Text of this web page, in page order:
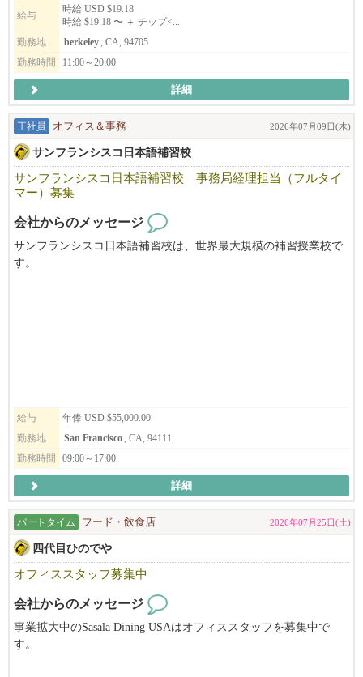
*応募の際は、必ず履歴書の送付を宜しくお願い致します。（日本
語/英語どちらでもOKです）
ご応募いただいた内容を確認のうえ、選考にお進みいただく場合
のみ、5日以内に弊社よりご連絡いたします。
見送らせていただいたものとしてご了承ください。
【赴任までのプロセス】
1.履歴書送付（書類審査）
2.Zoom及び対面での面接 (2~3回）
3.採用決定
4.ビザ資料集め
給与
時給 USD $19.18
時給 $19.18 〜 ＋ チップ<...
勤務地
berkeley , CA, 94705
勤務時間
11:00～20:00
詳細
正社員 オフィス＆事務 2026年07月09日(木)
サンフランシスコ日本語補習校
サンフランシスコ日本語補習校 事務局経理担当（フルタイ
マー）募集
会社からのメッセージ
サンフランシスコ日本語補習校は、世界最大規模の補習授業校で
す。
給与
年俸 USD $55,000.00
勤務地
San Francisco, CA, 94111
勤務時間
09:00～17:00
詳細
パートタイム フード・飲食店 2026年07月25日(土)
四代目ひのでや
オフィススタッフ募集中
会社からのメッセージ
事業拡大中のSasala Dining USAはオフィススタッフを募集中で
す。